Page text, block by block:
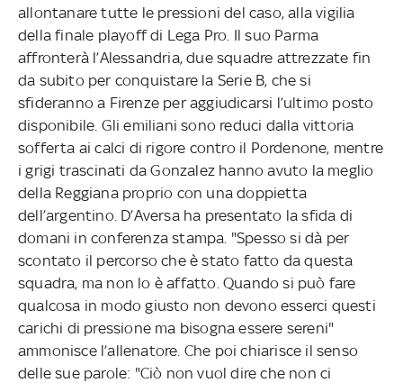
allontanare tutte le pressioni del caso, alla vigilia
della finale playoff di Lega Pro. Il suo Parma
affronterà l’Alessandria, due squadre attrezzate fin
da subito per conquistare la Serie B, che si
sfideranno a Firenze per aggiudicarsi l’ultimo posto
disponibile. Gli emiliani sono reduci dalla vittoria
sofferta ai calci di rigore contro il Pordenone, mentre
i grigi trascinati da Gonzalez hanno avuto la meglio
della Reggiana proprio con una doppietta
dell’argentino. D’Aversa ha presentato la sfida di
domani in conferenza stampa. "Spesso si dà per
scontato il percorso che è stato fatto da questa
squadra, ma non lo è affatto. Quando si può fare
qualcosa in modo giusto non devono esserci questi
carichi di pressione ma bisogna essere sereni"
ammonisce l’allenatore. Che poi chiarisce il senso
delle sue parole: "Ciò non vuol dire che non ci